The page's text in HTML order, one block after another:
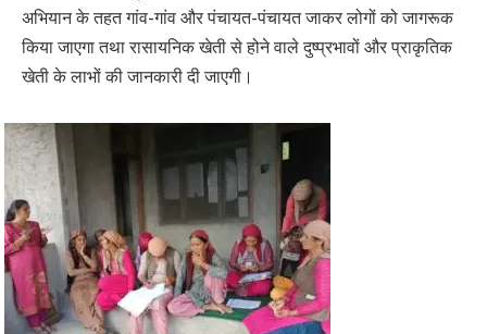
अभियान के तहत गांव-गांव और पंचायत-पंचायत जाकर लोगों को जागरूक
किया जाएगा तथा रासायनिक खेती से होने वाले दुष्प्रभावों और प्राकृतिक
खेती के लाभों की जानकारी दी जाएगी।